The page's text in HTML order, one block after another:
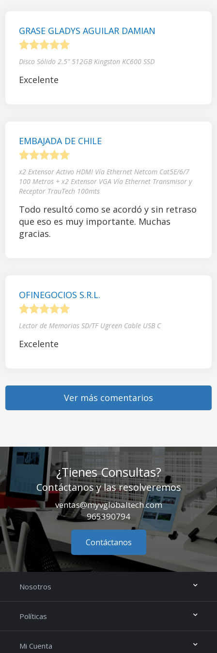
GRASE GLADYS AGUILAR DAMIAN
Disco Sólido 2.5" 512GB Kingston KC600 SSD
Excelente
EMBAJADA DE CHILE
x2 Extensor Activo HDMI Vía Ethernet Netcom Cat5E/6/7
100 Metros + x2 Extensor VGA Vía Ethernet Transmisor y
Receptor TrauTech 100mts
Todo resultó como se acordó y sin retraso
que eso es muy importante. Muchas
gracias.
OFINEGOCIOS S.R.L.
Lector de Memorias SD/TF Ugreen Cable USB C
Excelente
Ver más comentarios
¿Tienes Consultas?
Contáctanos y las resolveremos
ventas@myvglobaltech.com
965390794
Contáctanos
Nosotros
Políticas
Mi Cuenta